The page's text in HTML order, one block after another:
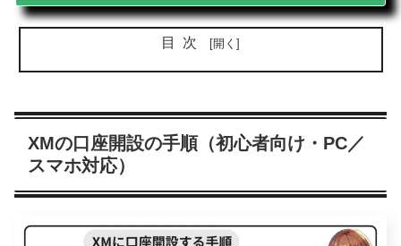
目次
XMの口座開設の手順（初心者向け・PC／
スマホ対応）